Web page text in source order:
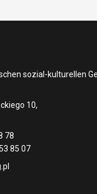
sozial-kulturellen
10,
78
85 07